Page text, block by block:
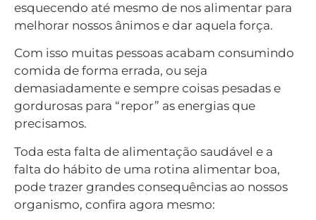
esquecendo até mesmo de nos alimentar para
melhorar nossos ânimos e dar aquela força.
Com isso muitas pessoas acabam consumindo
comida de forma errada, ou seja
demasiadamente e sempre coisas pesadas e
gordurosas para “repor” as energias que
precisamos.
Toda esta falta de alimentação saudável e a
falta do hábito de uma rotina alimentar boa,
pode trazer grandes consequências ao nossos
organismo, confira agora mesmo: